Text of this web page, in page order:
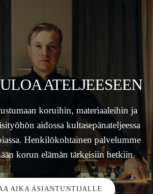
ATELJEESEEN
koruihin, materiaaleihin ja
aidossa kultasepänateljeessa
Henkilökohtainen palvelumme
korun elämän tärkeisiin hetkiin.
AIKA ASIANTUNTIJALLE